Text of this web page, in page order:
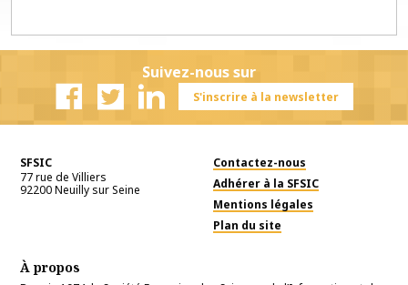
Suivez-nous sur
S'inscrire à la newsletter
SFSIC
77 rue de Villiers
92200Neuilly sur Seine
Contactez-nous
Adhérer à la SFSIC
Mentions légales
Plan du site
À propos